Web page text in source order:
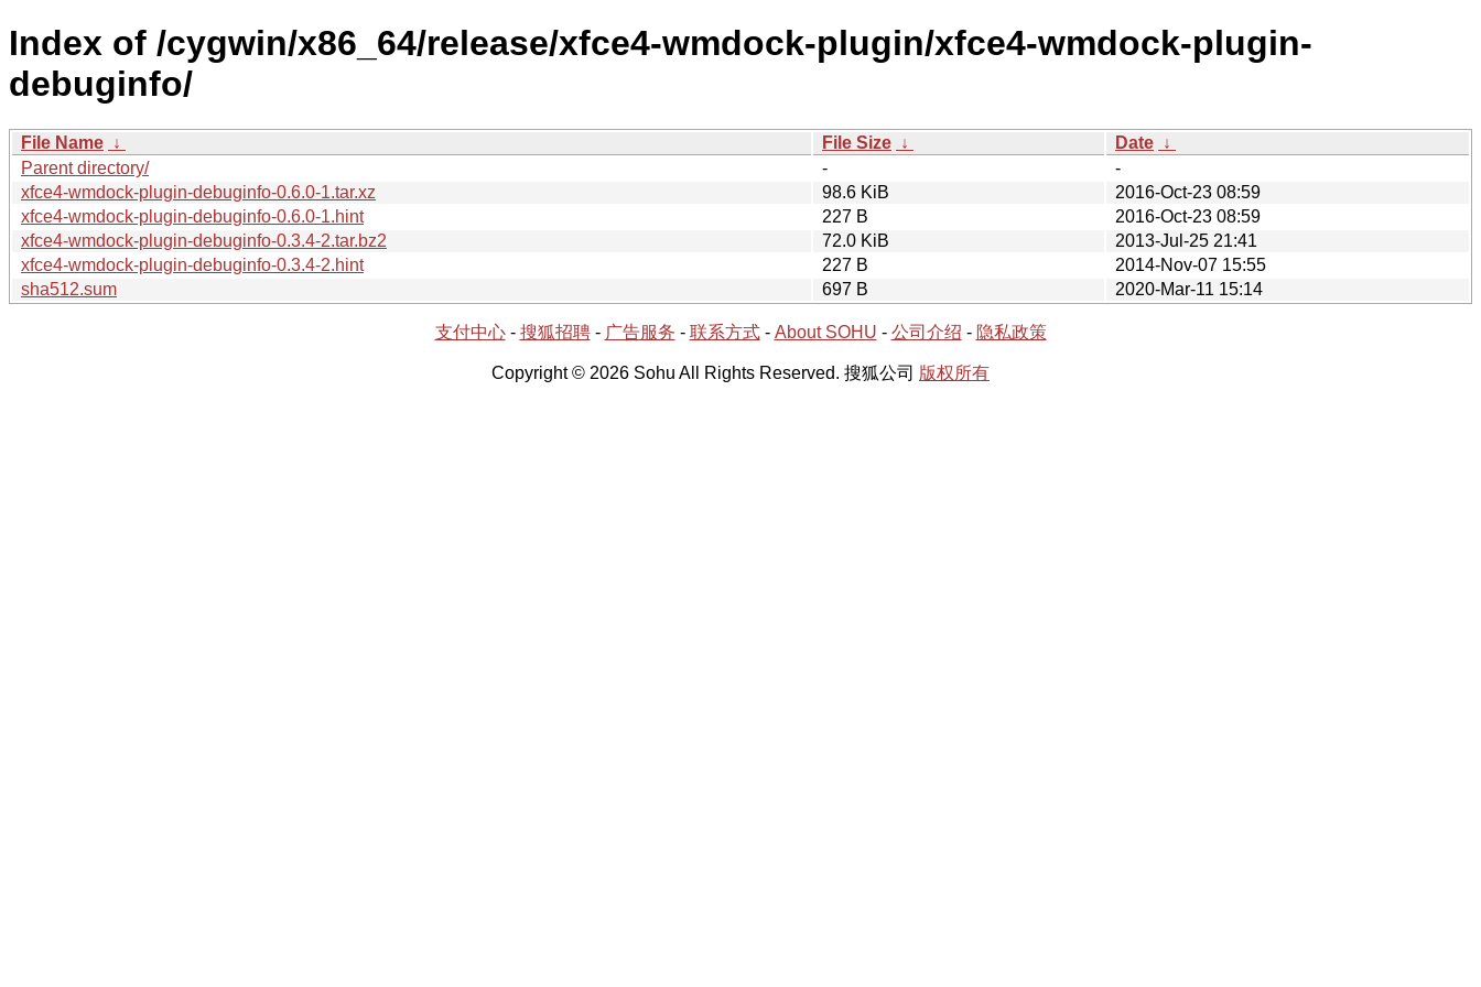
Index of /cygwin/x86_64/release/xfce4-wmdock-plugin/xfce4-wmdock-plugin-
debuginfo/
File Name ↓ File Size ↓ Date ↓
Parent directory/
-
-
xfce4-wmdock-plugin-debuginfo-0.6.0-1.tar.xz
98.6 KiB
2016-Oct-23 08:59
xfce4-wmdock-plugin-debuginfo-0.6.0-1.hint
227 B
2016-Oct-23 08:59
xfce4-wmdock-plugin-debuginfo-0.3.4-2.tar.bz2
72.0 KiB
2013-Jul-25 21:41
xfce4-wmdock-plugin-debuginfo-0.3.4-2.hint
227 B
2014-Nov-07 15:55
sha512.sum
697 B 2020-Mar-11 15:14
支付中心- 搜狐招聘- 广告服务 - 联系方式- About SOHU - 公司介绍 - 隐私政策
Copyright © 2026 Sohu All Rights Reserved. 搜狐公司 版权所有